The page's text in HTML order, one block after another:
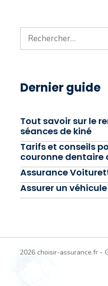
Rechercher :
Dernier guide
Tout savoir sur le
séances de kiné
Tarifs et conseils
couronne dentaire
Assurance
Assurer un
2026 choisir-assurance.fr -